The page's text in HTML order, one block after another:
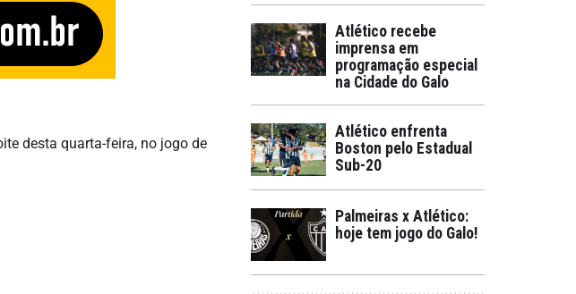
desta quarta-feira, no jogo de
Atlético recebe
imprensa em
programação especial
na Cidade do Galo
Atlético enfrenta
Boston pelo Estadual
Sub-20
Palmeiras x Atlético:
hoje tem jogo do Galo!